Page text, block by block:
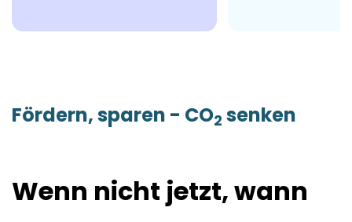
Fördern, sparen - CO2 senken
Wenn nicht jetzt, wann